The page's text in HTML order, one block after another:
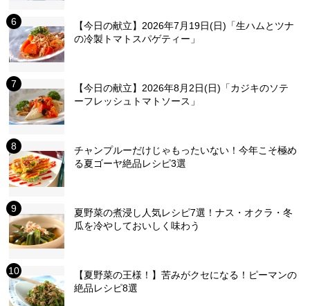
【今日の献立】2026年7月19日(日)「生ハムとツナ
の冷製トマトスパゲティー」
【今日の献立】2026年8月2日(日)「カジキのソテ
ーフレッシュトマトソース」
チャンプルーだけじゃもったいない！今年こそ極め
る夏ゴーヤ絶品レシピ3選
夏野菜の煮浸し人気レシピ7選！ナス・オクラ・冬
瓜を冷やしておいしく味わう
【夏野菜の王様！】苦みがクセになる！ピーマンの
絶品レシピ8選